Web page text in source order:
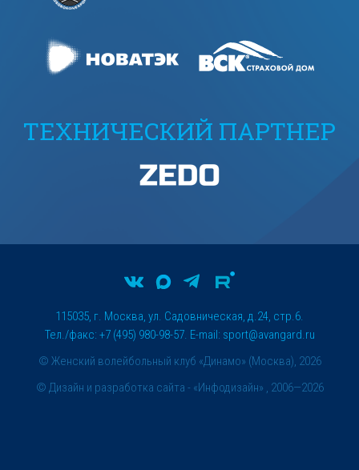
ТЕХНИЧЕСКИЙ ПАРТНЕР
© Женский волейбольный клуб «Динамо» (Москва), 2026
115035, г. Москва, ул. Садовническая, д.24, стр.6.
Тел./факс: +7 (495) 980-98-57. E-mail: sport@avangard.ru
© Дизайн и разработка сайта - «Инфодизайн» , 2006—2026